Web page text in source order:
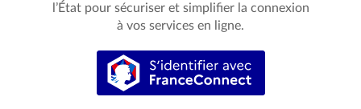
l’État pour sécuriser et simplifier la connexion
à vos services en ligne.
S’identifier avec FranceConnect